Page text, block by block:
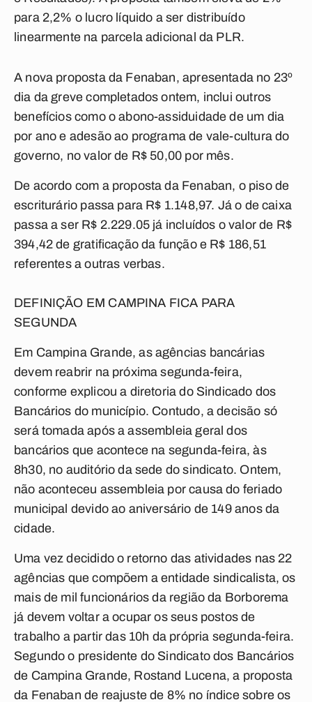
para 2,2% o lucro líquido a ser distribuído
linearmente na parcela adicional da PLR.
A nova proposta da Fenaban, apresentada no 23º
dia da greve completados ontem, inclui outros
benefícios como o abono-assiduidade de um dia
por ano e adesão ao programa de vale-cultura do
governo, no valor de R$ 50,00 por mês.
De acordo com a proposta da Fenaban, o piso de
escriturário passa para R$ 1.148,97. Já o de caixa
passa a ser R$ 2.229.05 já incluídos o valor de R$
394,42 de gratificação da função e R$ 186,51
referentes a outras verbas.
DEFINIÇÃO EM CAMPINA FICA PARA
SEGUNDA
Em Campina Grande, as agências bancárias
devem reabrir na próxima segunda-feira,
conforme explicou a diretoria do Sindicado dos
Bancários do município. Contudo, a decisão só
será tomada após a assembleia geral dos
bancários que acontece na segunda-feira, às
8h30, no auditório da sede do sindicato. Ontem,
não aconteceu assembleia por causa do feriado
municipal devido ao aniversário de 149 anos da
cidade.
Uma vez decidido o retorno das atividades nas 22
agências que compõem a entidade sindicalista, os
mais de mil funcionários da região da Borborema
já devem voltar a ocupar os seus postos de
trabalho a partir das 10h da própria segunda-feira.
Segundo o presidente do Sindicato dos Bancários
de Campina Grande, Rostand Lucena, a proposta
da Fenaban de reajuste de 8% no índice sobre os